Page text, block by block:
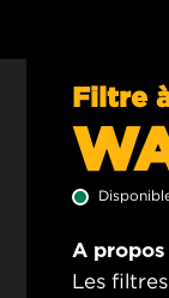
Filtre
A
Les